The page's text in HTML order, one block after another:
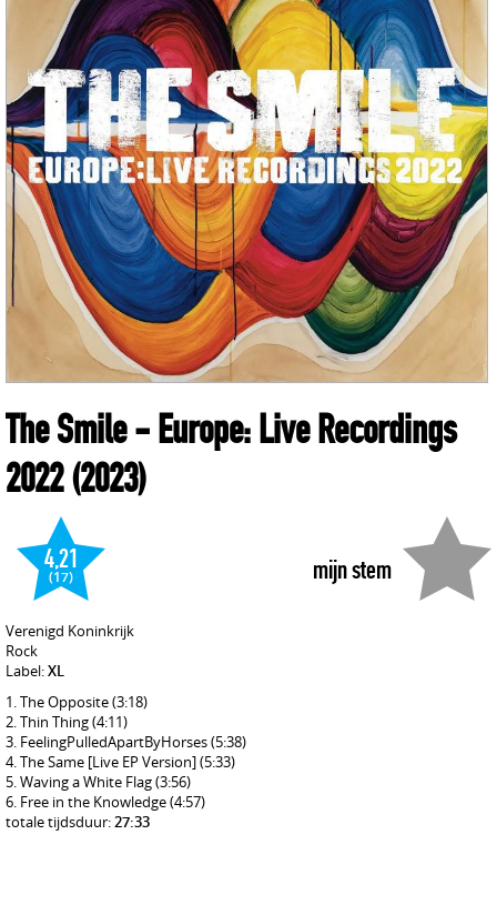
The Smile- Europe: Live Recordings
2022(2023)
mijn stem
4,21
(17)
Verenigd Koninkrijk
Rock
Label:XL
The Opposite(3:18)
Thin Thing(4:11)
FeelingPulledApartByHorses(5:38)
The Same [Live EP Version](5:33)
Waving a White Flag(3:56)
Free in the Knowledge(4:57)
totale tijdsduur:27:33